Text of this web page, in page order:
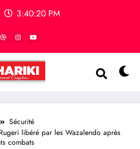
3:40:21 PM
Sécurité
libéré par les Wazalendo après
combats